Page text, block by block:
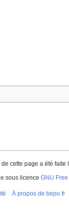
cette page a été faite
sous licence GNU
À propos de bepo.fr